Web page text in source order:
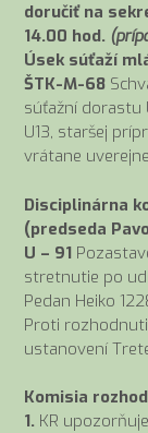
doručiť na
14.00 hod.
Úsek súťaží
ŠTK-M-68
súťažní dorastu
U13, staršej
vrátane
Disciplinárna
(predseda
U – 91
stretnutie po
Pedan Heiko
Proti
ustanovení
Komisia
1. KR